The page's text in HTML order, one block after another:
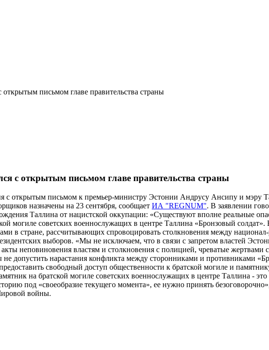
письмом главе правительства страны
с открытым письмом главе правительства страны
с открытым письмом к премьер-министру Эстонии Андрусу Ансипу и мэру
назначены на 23 сентября, сообщает ИА "REGNUM". В заявлении
Таллина от нацистской оккупации: «Существуют вполне реальные
могиле советских военнослужащих в центре Таллина «Бронзовый
в стране, рассчитывающих спровоцировать столкновения между
выборов. «Мы не исключаем, что в связи с запретом властей
неповиновения властям и столкновения с полицией, чреватые
допустить нарастания конфликта между сторонниками и противниками
свободный доступ общественности к братской могиле и
на братской могиле советских военнослужащих в центре Таллина -
под «своеобразие текущего момента», ее нужно принять
войны.